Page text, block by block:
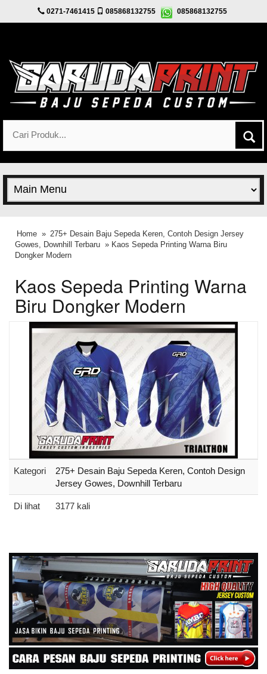
0271-7461415 085868132755 085868132755
Home » 275+ Desain Baju Sepeda Keren, Contoh Design Jersey
Gowes, Downhill Terbaru » Kaos Sepeda Printing Warna Biru
Dongker Modern
Kaos Sepeda Printing Warna
Biru Dongker Modern
Kategori
275+ Desain Baju Sepeda Keren, Contoh Design
Jersey Gowes, Downhill Terbaru
Di lihat 3177 kali